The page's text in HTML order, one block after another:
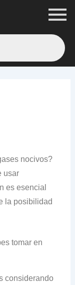
nocivos?
usar
es esencial
la posibilidad
tomar en
considerando